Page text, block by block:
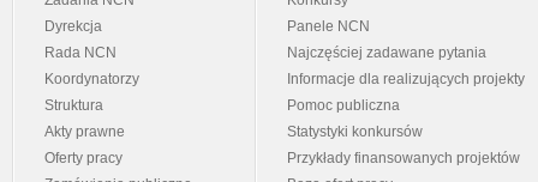
Dyrekcja
Rada NCN
Koordynatorzy
Struktura
Akty prawne
Oferty pracy
Panele NCN
Najczęściej zadawane pytania
Informacje dla realizujących projekty
Pomoc publiczna
Statystyki konkursów
Przykłady finansowanych projektów